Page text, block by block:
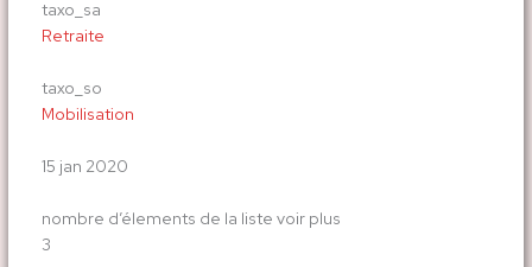
taxo_sa
Retraite
taxo_so
Mobilisation
15 jan 2020
nombre d’élements de la liste voir plus
3